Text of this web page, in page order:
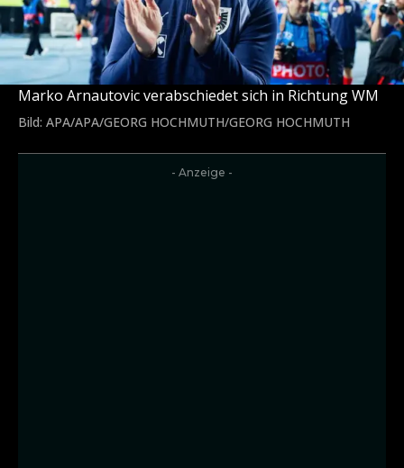
Marko Arnautovic verabschiedet sich in Richtung WM
Bild: APA/APA/GEORG HOCHMUTH/GEORG HOCHMUTH
- Anzeige -